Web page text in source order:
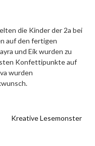
die Kinder der 2a bei
auf den fertigen
und Eik wurden zu
Konfettipunkte auf
wurden
Kreative Lesemonster